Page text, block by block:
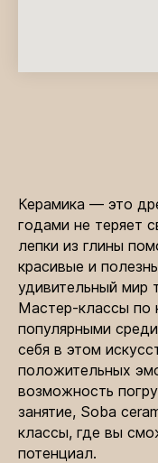
Керамика — это
годами не теряет
лепки из глины
красивые и
удивительный мир
Мастер-классы по
популярными
себя в этом
положительных
возможность
занятие, Soba
классы, где вы
потенциал.